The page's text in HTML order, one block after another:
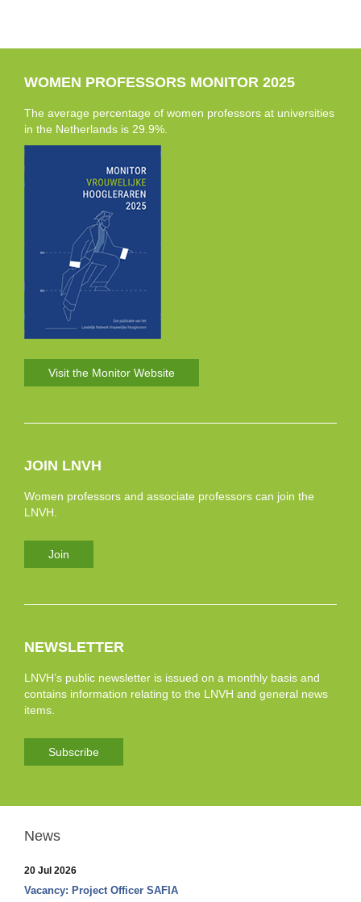
WOMEN PROFESSORS MONITOR 2025
The average percentage of women professors at universities
in the Netherlands is 29.9%.
Visit the Monitor Website
JOIN LNVH
Women professors and associate professors can join the
LNVH.
Join
NEWSLETTER
LNVH’s public newsletter is issued on a monthly basis and
contains information relating to the LNVH and general news
items.
Subscribe
News
20 Jul 2026
Vacancy: Project Officer SAFIA